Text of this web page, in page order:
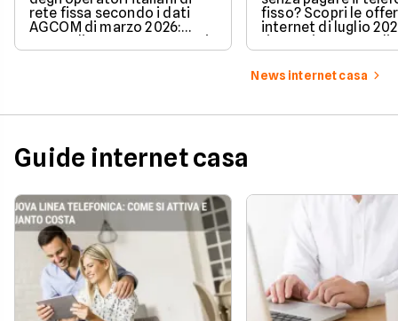
rete fissa secondo i dati
AGCOM di marzo 2026:
e new entry.
fisso? Scopri le
internet di luglio
tariffa perfetta per
News internet casa
Guide internet casa